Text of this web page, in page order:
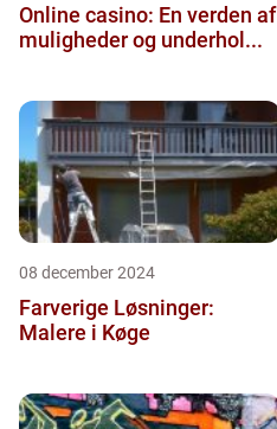
Online casino: En verden af
muligheder og underhol...
08 december 2024
Farverige Løsninger:
Malere i Køge